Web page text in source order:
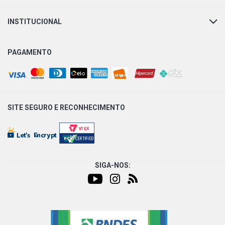
FLEX (2008 - 2014)
FLEX (2009 - 2013)
SANDERO STEPWAY HATCH 1.6 8V HI-POWER K7M L4
FLEX (2013 - 2016)
INSTITUCIONAL
PAGAMENTO
SITE SEGURO E RECONHECIMENTO
SIGA-NOS: